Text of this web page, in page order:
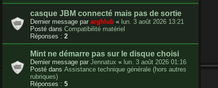
casque JBM connecté mais pas de sortie
Dernier message par arghlub « lun. 3 août 2026 13:21
Posté dans Compatibilité matériel
Réponses : 2
Mint ne démarre pas sur le disque choisi
Dernier message par Jennatux « lun. 3 août 2026 01:16
Posté dans Assistance technique générale (hors autres
rubriques)
Réponses : 5